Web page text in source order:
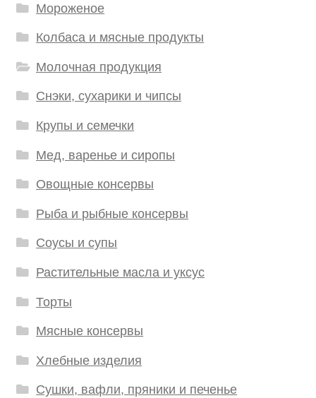
Мороженое
Колбаса и мясные продукты
Молочная продукция
Снэки, сухарики и чипсы
Крупы и семечки
Мед, варенье и сиропы
Овощные консервы
Рыба и рыбные консервы
Соусы и супы
Растительные масла и уксус
Торты
Мясные консервы
Хлебные изделия
Сушки, вафли, пряники и печенье